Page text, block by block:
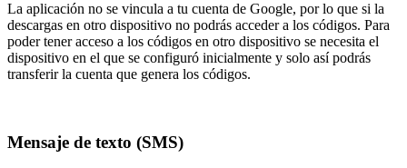
La aplicación no se vincula a tu cuenta de Google, por lo que si la
descargas en otro dispositivo no podrás acceder a los códigos. Para
poder tener acceso a los códigos en otro dispositivo se necesita el
dispositivo en el que se configuró inicialmente y solo así podrás
transferir la cuenta que genera los códigos.
Mensaje de texto (SMS)